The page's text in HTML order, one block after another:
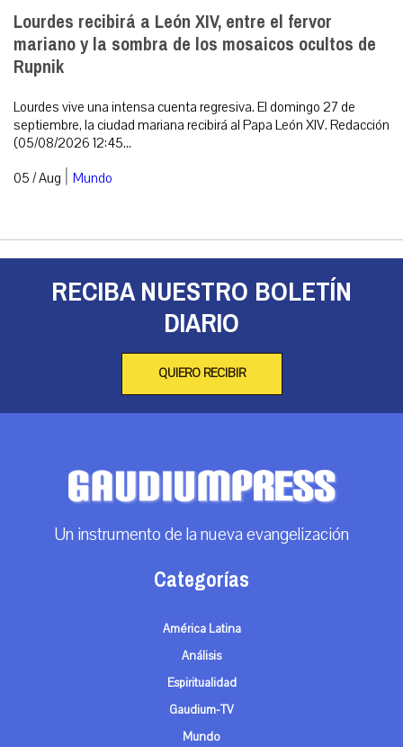
Lourdes recibirá a León XIV, entre el fervor
mariano y la sombra de los mosaicos ocultos de
Rupnik
Lourdes vive una intensa cuenta regresiva. El domingo 27 de
septiembre, la ciudad mariana recibirá al Papa León XIV. Redacción
(05/08/2026 12:45...
05 / Aug | Mundo
RECIBA NUESTRO BOLETÍN
DIARIO
QUIERO RECIBIR
Un instrumento de la nueva evangelización
Categorías
América Latina
Análisis
Espiritualidad
Gaudium-TV
Mundo